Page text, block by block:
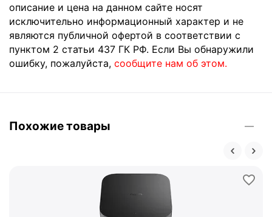
описание и цена на данном сайте носят
исключительно информационный характер и не
являются публичной офертой в соответствии с
пунктом 2 статьи 437 ГК РФ. Если Вы обнаружили
ошибку, пожалуйста, сообщите нам об этом.
Похожие товары